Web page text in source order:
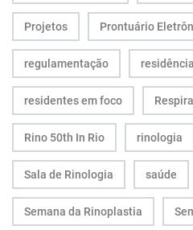
Projetos Prontuário
regulamentação
residentes em foco
Rino 50th In Rio rinologia
Sala de Rinologia saúde
Semana da Rinoplastia